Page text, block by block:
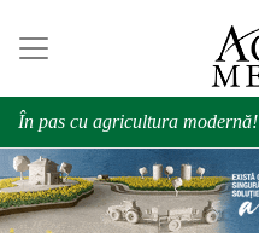
În pas cu agricultura modernă!